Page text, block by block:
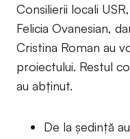
Consilierii locali
Felicia Ovanesian,
Cristina Roman au
proiectului. Restul
au abținut.
De la ședință